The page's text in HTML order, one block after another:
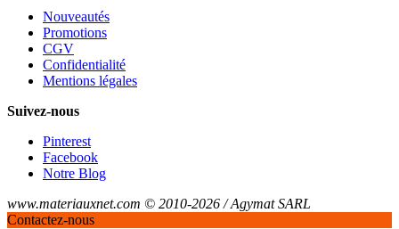
Nouveautés
Promotions
CGV
Confidentialité
Mentions légales
Suivez-nous
Pinterest
Facebook
Notre Blog
www.materiauxnet.com © 2010-2026 / Agymat SARL
Contactez-nous